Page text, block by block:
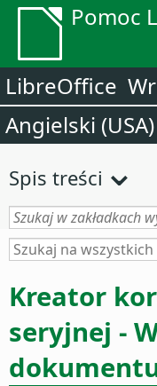
Pomoc
LibreOffice
Angielski (USA)
Spis treści
Kreator
seryjnej -